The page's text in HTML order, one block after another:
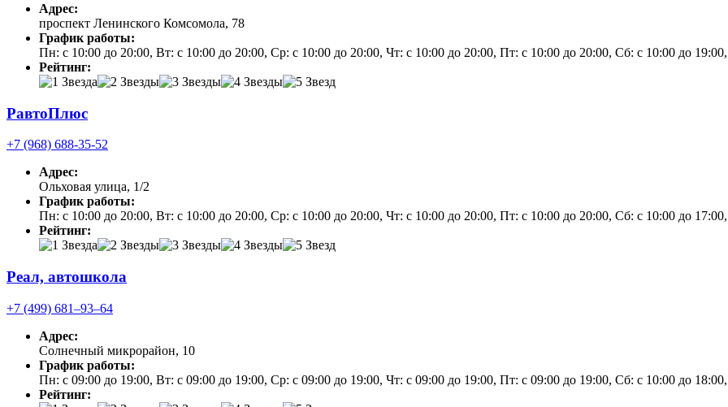
Адрес:
проспект Ленинского Комсомола, 78
График работы:
Пн: с 10:00 до 20:00, Вт: с 10:00 до 20:00, Ср: с 10:00 до 20:00, Чт: с 10:00 до 20:00, Пт: с 10:00 до 20:00, Сб: с 10:00 до
Рейтинг:
РавтоПлюс
+7 (968) 688-35-52
Адрес:
Ольховая улица, 1/2
График работы:
Пн: с 10:00 до 20:00, Вт: с 10:00 до 20:00, Ср: с 10:00 до 20:00, Чт: с 10:00 до 20:00, Пт: с 10:00 до 20:00, Сб: с 10:00 до
Рейтинг:
Реал, автошкола
+7 (499) 681‒93‒64
Адрес:
Солнечный микрорайон, 10
График работы:
Пн: с 09:00 до 19:00, Вт: с 09:00 до 19:00, Ср: с 09:00 до 19:00, Чт: с 09:00 до 19:00, Пт: с 09:00 до 19:00, Сб: с 10:00 до
Рейтинг: